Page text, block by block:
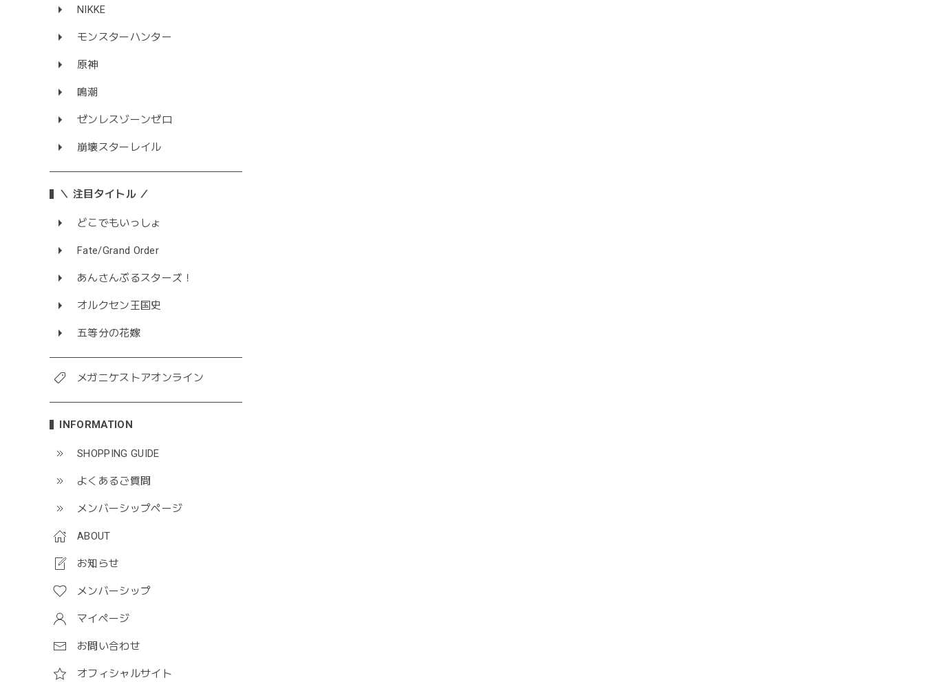
NIKKE
モンスターハンター
原神
鳴潮
ゼンレスゾーンゼロ
崩壊スターレイル
＼ 注目タイトル ／
どこでもいっしょ
Fate/Grand Order
あんさんぶるスターズ！
オルクセン王国史
五等分の花嫁
メガニケストアオンライン
INFORMATION
SHOPPING GUIDE
よくあるご質問
メンバーシップページ
ABOUT
お知らせ
メンバーシップ
マイページ
お問い合わせ
オフィシャルサイト